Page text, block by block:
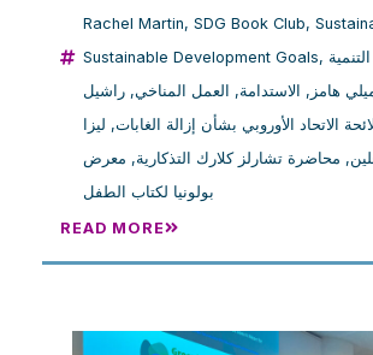
Rachel Martin, SDG Book Club,
Sustainable Development Goals,
هامز , الاستدامة, العمل المناخي, راشيل
الاتحاد الأوروبي بشأن إزالة الغابات, ليزا
, محاضرة تشارلز كلارك التذكارية, معرض
بولونيا لكتاب الطفل
READ MORE